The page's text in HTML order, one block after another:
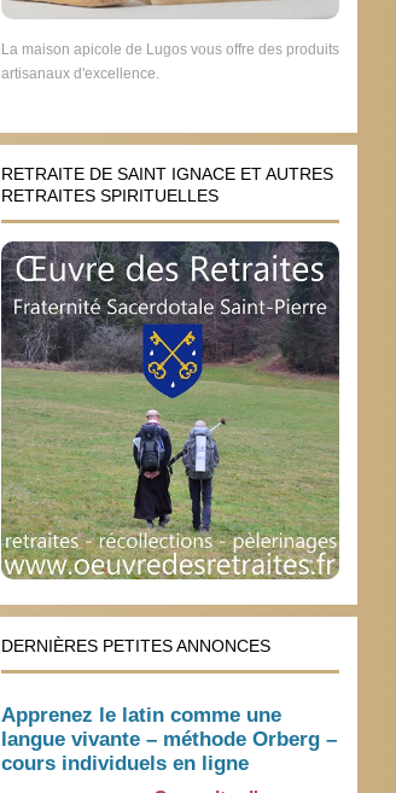
La maison apicole de Lugos vous offre des produits
artisanaux d'excellence.
RETRAITE DE SAINT IGNACE ET AUTRES
RETRAITES SPIRITUELLES
DERNIÈRES PETITES ANNONCES
Apprenez le latin comme une
langue vivante – méthode Orberg –
cours individuels en ligne